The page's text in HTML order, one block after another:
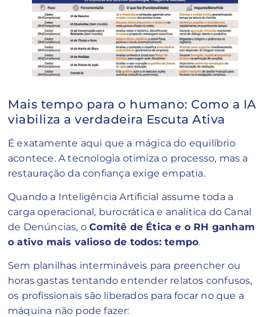
Mais tempo para o humano: Como a IA
viabiliza a verdadeira Escuta Ativa
É exatamente aqui que a mágica do equilíbrio
acontece. A tecnologia otimiza o processo, mas a
restauração da confiança exige empatia.
Quando a Inteligência Artificial assume toda a
carga operacional, burocrática e analítica do Canal
de Denúncias, oComitê de Ética e o RH ganham
o ativo mais valioso de todos: tempo.
Sem planilhas intermináveis para preencher ou
horas gastas tentando entender relatos confusos,
os profissionais são liberados para focar no que a
máquina não pode fazer: